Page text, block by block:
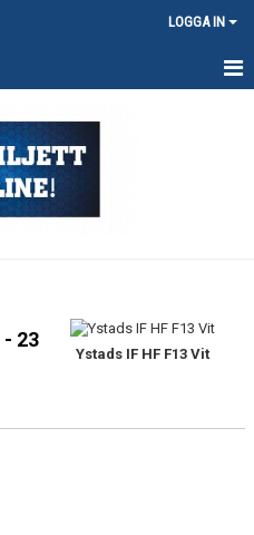
LOGGA IN
- 23
Ystads IF HF F13 Vit